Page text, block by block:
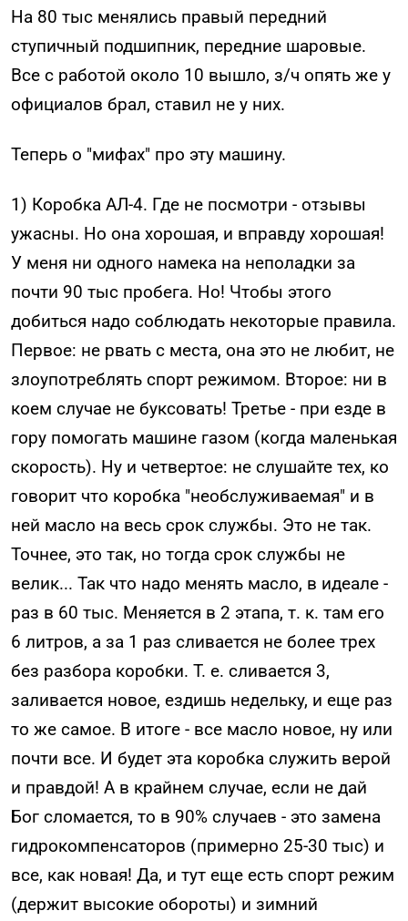
На 80 тыс менялись правый передний
ступичный подшипник, передние шаровые.
Все с работой около 10 вышло, з/ч опять же у
официалов брал, ставил не у них.
Теперь о "мифах" про эту машину.
1) Коробка АЛ-4. Где не посмотри - отзывы
ужасны. Но она хорошая, и вправду хорошая!
У меня ни одного намека на неполадки за
почти 90 тыс пробега. Но! Чтобы этого
добиться надо соблюдать некоторые правила.
Первое: не рвать с места, она это не любит, не
злоупотреблять спорт режимом. Второе: ни в
коем случае не буксовать! Третье - при езде в
гору помогать машине газом (когда маленькая
скорость). Ну и четвертое: не слушайте тех, ко
говорит что коробка "необслуживаемая" и в
ней масло на весь срок службы. Это не так.
Точнее, это так, но тогда срок службы не
велик... Так что надо менять масло, в идеале -
раз в 60 тыс. Меняется в 2 этапа, т. к. там его
6 литров, а за 1 раз сливается не более трех
без разбора коробки. Т. е. сливается 3,
заливается новое, ездишь недельку, и еще раз
то же самое. В итоге - все масло новое, ну или
почти все. И будет эта коробка служить верой
и правдой! А в крайнем случае, если не дай
Бог сломается, то в 90% случаев - это замена
гидрокомпенсаторов (примерно 25-30 тыс) и
все, как новая! Да, и тут еще есть спорт режим
(держит высокие обороты) и зимний